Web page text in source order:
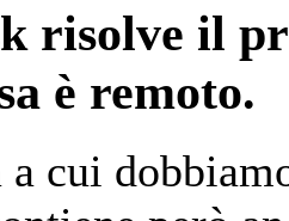
risolve il
è remoto.
a cui